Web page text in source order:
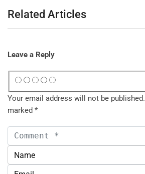
Related Articles
Leave a Reply
Your email address will not be published.
marked *